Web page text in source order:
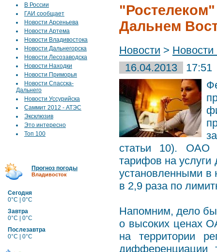
В России
ГАИ сообщает
Новости Арсеньева
Новости Артема
Новости Владивостока
Новости Дальнегорска
Новости Лесозаводска
Новости Находки
Новости Приморья
Новости Спасска-
Дальнего
Новости Уссурийска
Саммит 2012 - АТЭС
Эксклюзив
Это интересно
Топ 100
Прогноз погоды
Владивосток
Сегодня
0°C | 0°C
Завтра
0°C | 0°C
Послезавтра
0°C | 0°C
Дальнем
Новости >
16.04.2013
17:51
статьи 10). ОАО
тарифов на услуги
установленными в
в 2,9 раза по
Напомним, дело
о высоких ценах
на территории
дифференциации